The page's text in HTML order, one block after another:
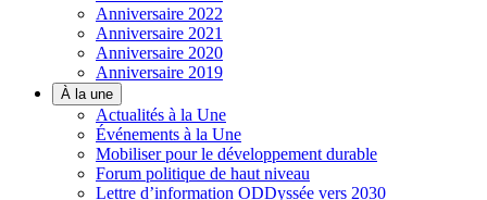
Anniversaire 2022
Anniversaire 2021
Anniversaire 2020
Anniversaire 2019
À la une
Actualités à la Une
Événements à la Une
Mobiliser pour le développement durable
Forum politique de haut niveau
Lettre d’information ODDyssée vers 2030